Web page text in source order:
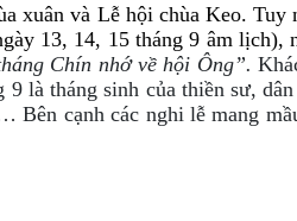
xuân và Lễ hội chùa Keo.
13, 14, 15 tháng 9 âm lịch),
Chín nhớ về hội Ông”.
là tháng sinh của thiền sư,
Bên cạnh các nghi lễ mang